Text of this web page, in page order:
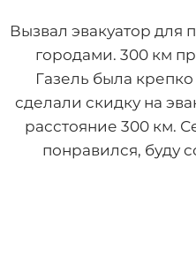
Вызвал эвакуатор для
городами. 300 км
Газель была
сделали скидку на
расстояние 300 км.
понравился, буду